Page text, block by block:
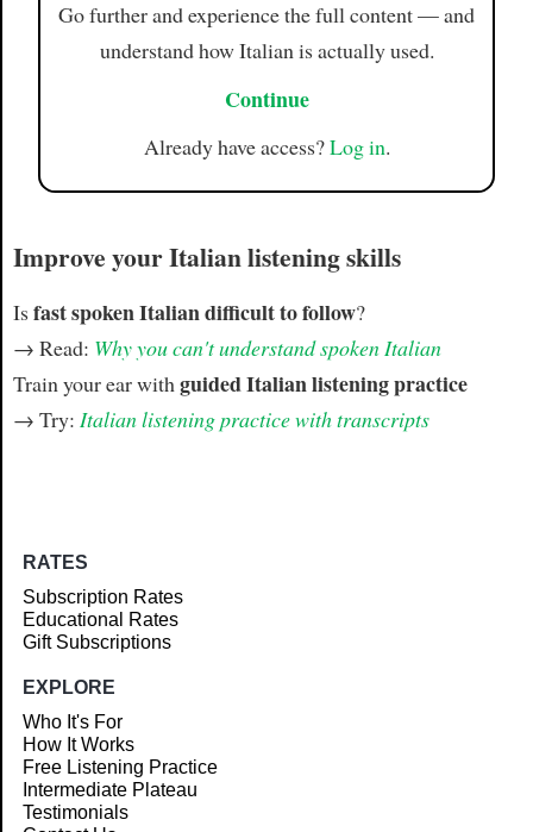
Go further and experience the full content — and
understand how Italian is actually used.
Continue
Already have access?Log in.
Improve your Italian listening skills
Isfast spoken Italian difficult to follow?
→ Read: Why you can't understand spoken Italian
Train your ear with guided Italian listening practice
→ Try: Italian listening practice with transcripts
RATES
Subscription Rates
Educational Rates
Gift Subscriptions
EXPLORE
Who It's For
How It Works
Free Listening Practice
Intermediate Plateau
Testimonials